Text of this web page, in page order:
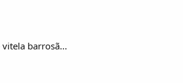
barrosã...